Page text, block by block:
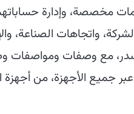
مخصصة، وإدارة
واتجاهات الصناعة،
مع وصفات ومواصفات
الأجهزة، من أجهزة